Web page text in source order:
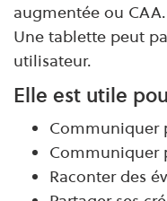
augmentée ou CAA.
Une tablette peut
utilisateur.
Elle est utile
Communiquer
Communiquer
Raconter des